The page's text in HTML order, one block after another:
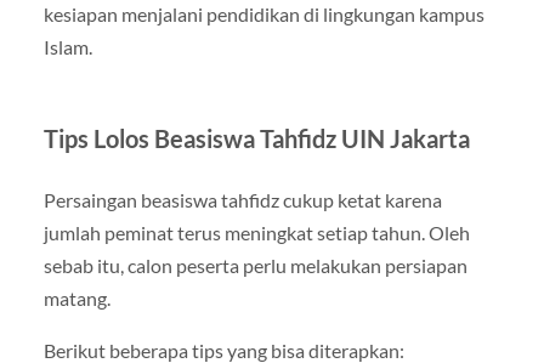
kesiapan menjalani pendidikan di lingkungan kampus
Islam.
Tips Lolos Beasiswa Tahfidz UIN Jakarta
Persaingan beasiswa tahfidz cukup ketat karena
jumlah peminat terus meningkat setiap tahun. Oleh
sebab itu, calon peserta perlu melakukan persiapan
matang.
Berikut beberapa tips yang bisa diterapkan: